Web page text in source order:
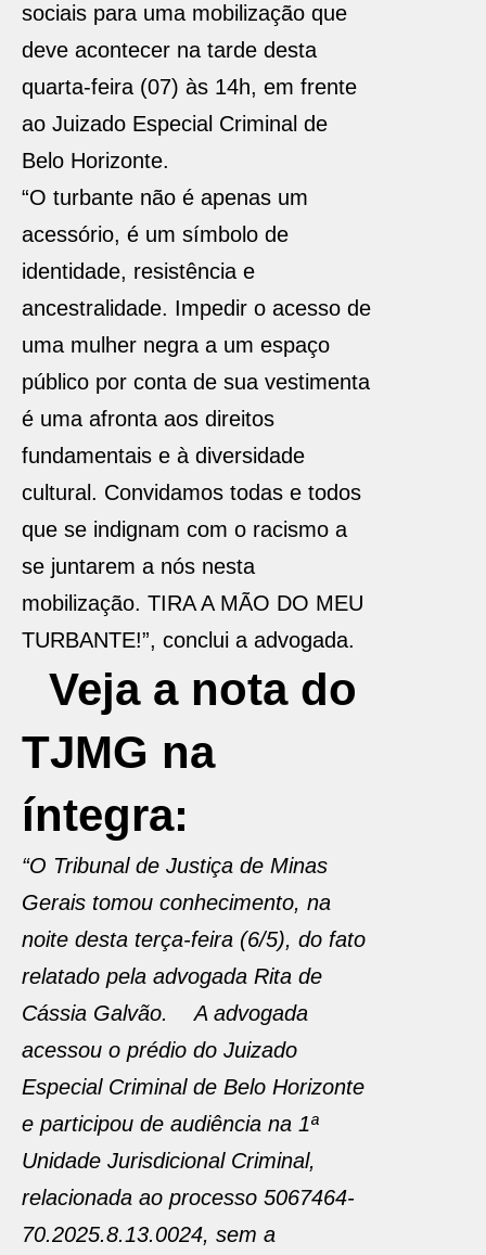
sociais para uma mobilização que
deve acontecer na tarde desta
quarta-feira (07) às 14h, em frente
ao Juizado Especial Criminal de
Belo Horizonte.
“O turbante não é apenas um
acessório, é um símbolo de
identidade, resistência e
ancestralidade. Impedir o acesso de
uma mulher negra a um espaço
público por conta de sua vestimenta
é uma afronta aos direitos
fundamentais e à diversidade
cultural. Convidamos todas e todos
que se indignam com o racismo a
se juntarem a nós nesta
mobilização. TIRA A MÃO DO MEU
TURBANTE!”, conclui a advogada.
Veja a nota do
TJMG na
íntegra:
“O Tribunal de Justiça de Minas
Gerais tomou conhecimento, na
noite desta terça-feira (6/5), do fato
relatado pela advogada Rita de
Cássia Galvão. A advogada
acessou o prédio do Juizado
Especial Criminal de Belo Horizonte
e participou de audiência na 1ª
Unidade Jurisdicional Criminal,
relacionada ao processo 5067464-
70.2025.8.13.0024, sem a